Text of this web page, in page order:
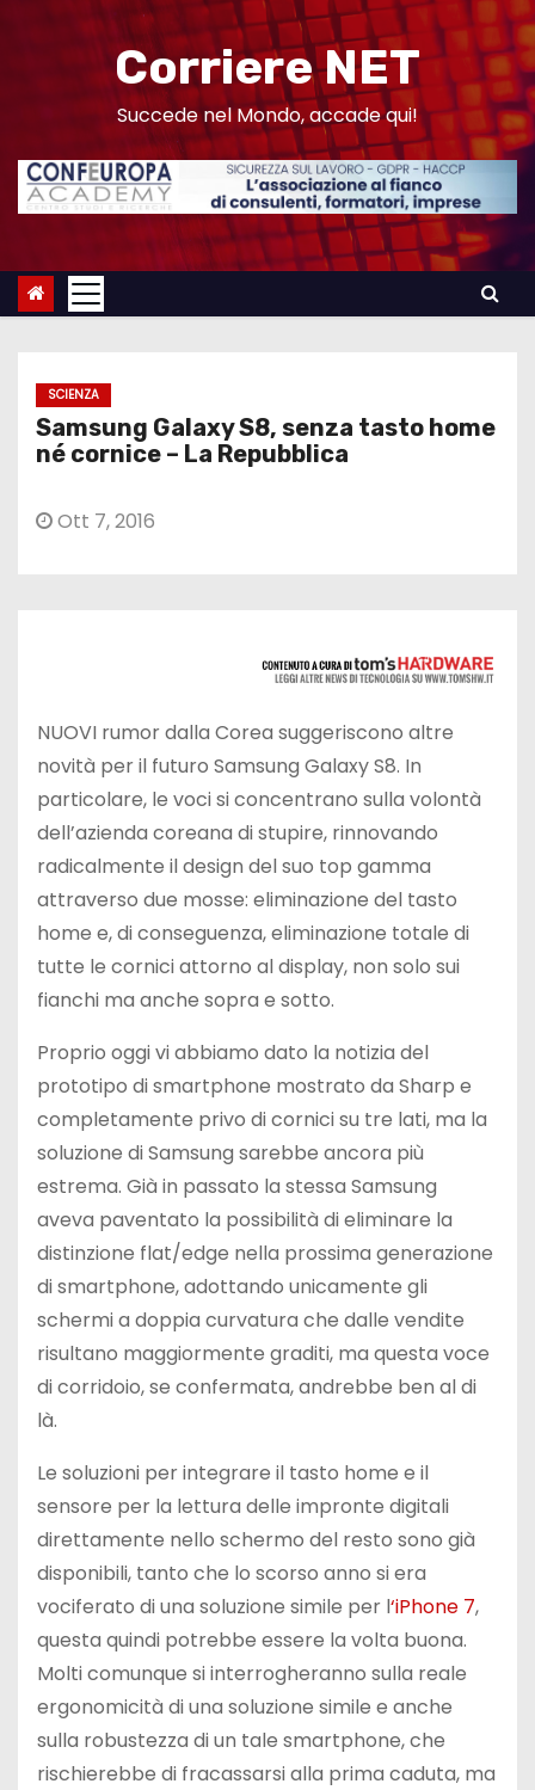
n
Corriere NET
Succede nel Mondo, accade qui!
SCIENZA
Samsung Galaxy S8, senza tasto home
né cornice – La Repubblica
Ott 7, 2016
NUOVI rumor dalla Corea suggeriscono altre
novità per il futuro Samsung Galaxy S8. In
particolare, le voci si concentrano sulla volontà
dell’azienda coreana di stupire, rinnovando
radicalmente il design del suo top gamma
attraverso due mosse: eliminazione del tasto
home e, di conseguenza, eliminazione totale di
tutte le cornici attorno al display, non solo sui
fianchi ma anche sopra e sotto.
Proprio oggi vi abbiamo dato la notizia del
prototipo di smartphone mostrato da Sharp e
completamente privo di cornici su tre lati, ma la
soluzione di Samsung sarebbe ancora più
estrema. Già in passato la stessa Samsung
aveva paventato la possibilità di eliminare la
distinzione flat/edge nella prossima generazione
di smartphone, adottando unicamente gli
schermi a doppia curvatura che dalle vendite
risultano maggiormente graditi, ma questa voce
di corridoio, se confermata, andrebbe ben al di
là.
Le soluzioni per integrare il tasto home e il
sensore per la lettura delle impronte digitali
direttamente nello schermo del resto sono già
disponibili, tanto che lo scorso anno si era
vociferato di una soluzione simile per l‘iPhone 7,
questa quindi potrebbe essere la volta buona.
Molti comunque si interrogheranno sulla reale
ergonomicità di una soluzione simile e anche
sulla robustezza di un tale smartphone, che
rischierebbe di fracassarsi alla prima caduta, ma